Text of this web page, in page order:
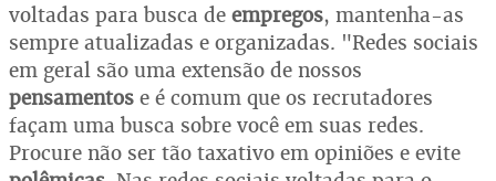
voltadas para busca de empregos, mantenha-as
sempre atualizadas e organizadas. "Redes sociais
em geral são uma extensão de nossos
pensamentos e é comum que os recrutadores
façam uma busca sobre você em suas redes.
Procure não ser tão taxativo em opiniões e evite